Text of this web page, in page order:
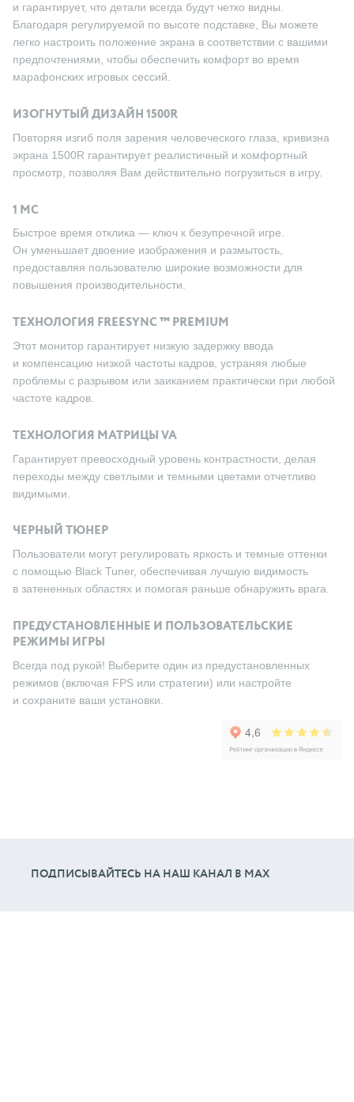
и гарантирует, что детали всегда будут четко видны.
Благодаря регулируемой по высоте подставке, Вы можете
легко настроить положение экрана в соответствии с вашими
предпочтениями, чтобы обеспечить комфорт во время
марафонских игровых сессий.
ИЗОГНУТЫЙ ДИЗАЙН 1500R
Повторяя изгиб поля зарения человеческого глаза, кривизна
экрана 1500R гарантирует реалистичный и комфортный
просмотр, позволяя Вам действительно погрузиться в игру.
1 МС
Быстрое время отклика — ключ к безупречной игре.
Он уменьшает двоение изображения и размытость,
предоставляя пользователю широкие возможности для
повышения производительности.
ТЕХНОЛОГИЯ FREESYNC ™ PREMIUM
Этот монитор гарантирует низкую задержку ввода
и компенсацию низкой частоты кадров, устраняя любые
проблемы с разрывом или заиканием практически при любой
частоте кадров.
ТЕХНОЛОГИЯ МАТРИЦЫ VA
Гарантирует превосходный уровень контрастности, делая
переходы между светлыми и темными цветами отчетливо
видимыми.
ЧЕРНЫЙ ТЮНЕР
Пользователи могут регулировать яркость и темные оттенки
с помощью Black Tuner, обеспечивая лучшую видимость
в затененных областях и помогая раньше обнаружить врага.
ПРЕДУСТАНОВЛЕННЫЕ И ПОЛЬЗОВАТЕЛЬСКИЕ
РЕЖИМЫ ИГРЫ
Всегда под рукой! Выберите один из предустановленных
режимов (включая FPS или стратегии) или настройте
и сохраните ваши установки.
ПОДПИСЫВАЙТЕСЬ НА НАШ КАНАЛ В МАХ